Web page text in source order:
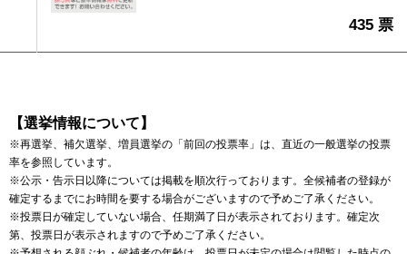
435 票
【選挙情報について】
※再選挙、補欠選挙、増員選挙の「前回の投票率」は、直近の一般選挙の投票
率を参照しています。
※公示・告示日以降については掲載を順次行っております。全候補者の登録が
確定するまでにお時間を要する場合がございますので予めご了承ください。
※投票日が確定していない場合、任期満了日が表示されております。確定次
第、投票日が表示されますので予めご了承ください。